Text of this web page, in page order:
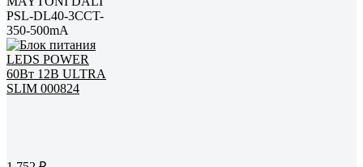
PSL-DL40-3CCT-
350-500mA